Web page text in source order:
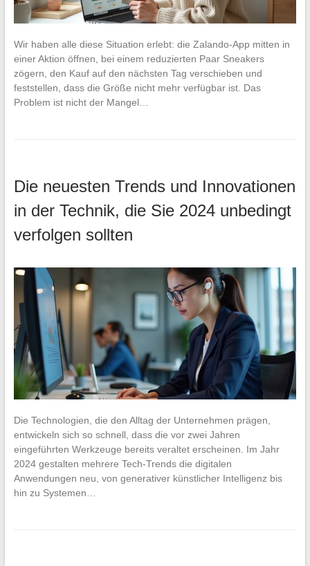
Wir haben alle diese Situation erlebt: die Zalando-App mitten in
einer Aktion öffnen, bei einem reduzierten Paar Sneakers
zögern, den Kauf auf den nächsten Tag verschieben und
feststellen, dass die Größe nicht mehr verfügbar ist. Das
Problem ist nicht der Mangel…
Die neuesten Trends und Innovationen
in der Technik, die Sie 2024 unbedingt
verfolgen sollten
Die Technologien, die den Alltag der Unternehmen prägen,
entwickeln sich so schnell, dass die vor zwei Jahren
eingeführten Werkzeuge bereits veraltet erscheinen. Im Jahr
2024 gestalten mehrere Tech-Trends die digitalen
Anwendungen neu, von generativer künstlicher Intelligenz bis
hin zu Systemen…